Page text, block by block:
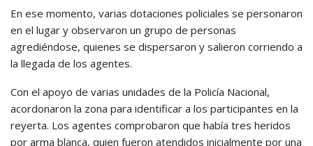
En ese momento, varias dotaciones policiales se personaron
en el lugar y observaron un grupo de personas
agrediéndose, quienes se dispersaron y salieron corriendo a
la llegada de los agentes.
Con el apoyo de varias unidades de la Policía Nacional,
acordonaron la zona para identificar a los participantes en la
reyerta. Los agentes comprobaron que había tres heridos
por arma blanca, quien fueron atendidos inicialmente por una